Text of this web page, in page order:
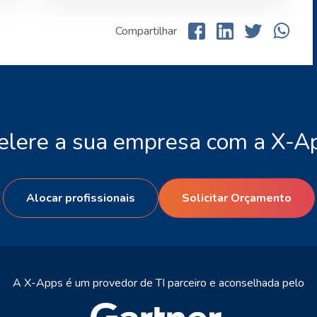
Compartilhar
a sua empresa com a X-
Alocar profissionais Solicitar Orçamento
A X-Apps é um provedor de TI parceiro e aconselhada pelo